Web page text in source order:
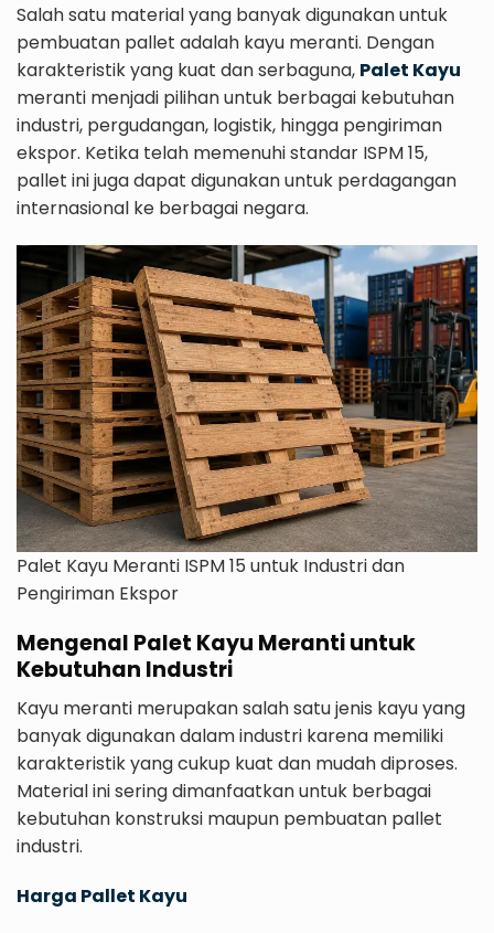
Salah satu material yang banyak digunakan untuk
pembuatan pallet adalah kayu meranti. Dengan
karakteristik yang kuat dan serbaguna, Palet Kayu
meranti menjadi pilihan untuk berbagai kebutuhan
industri, pergudangan, logistik, hingga pengiriman
ekspor. Ketika telah memenuhi standar ISPM 15,
pallet ini juga dapat digunakan untuk perdagangan
internasional ke berbagai negara.
Palet Kayu Meranti ISPM 15 untuk Industri dan
Pengiriman Ekspor
Mengenal Palet Kayu Meranti untuk
Kebutuhan Industri
Kayu meranti merupakan salah satu jenis kayu yang
banyak digunakan dalam industri karena memiliki
karakteristik yang cukup kuat dan mudah diproses.
Material ini sering dimanfaatkan untuk berbagai
kebutuhan konstruksi maupun pembuatan pallet
industri.
Harga Pallet Kayu